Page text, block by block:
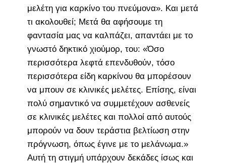
μελέτη για καρκίνο του πνεύμονα». Και μετά
τι ακολουθεί; Μετά θα αφήσουμε τη
φαντασία μας να καλπάζει, απαντάει με το
γνωστό δηκτικό χιούμορ, του: «Όσο
περισσότερα λεφτά επενδυθούν, τόσο
περισσότερα είδη καρκίνου θα μπορέσουν
να μπουν σε κλινικές μελέτες. Επίσης, είναι
πολύ σημαντικό να συμμετέχουν ασθενείς
σε κλινικές μελέτες και πολλοί από αυτούς
μπορούν να δουν τεράστια βελτίωση στην
πρόγνωση, όπως έγινε με το μελάνωμα.»
Αυτή τη στιγμή υπάρχουν δεκάδες ίσως και